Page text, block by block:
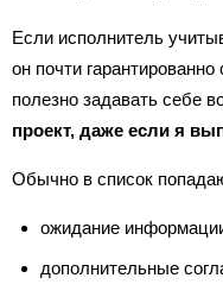
Если исполнитель
он почти
полезно задавать себе
проект, даже если я
Обычно в список
ожидание
дополнительные